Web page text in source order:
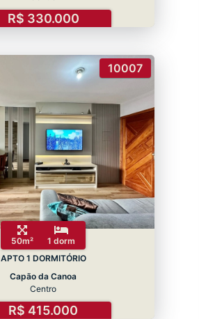
R$ 330.000
10007
50m²
1 dorm
APTO 1 DORMITÓRIO
Capão da Canoa
Centro
R$ 415.000